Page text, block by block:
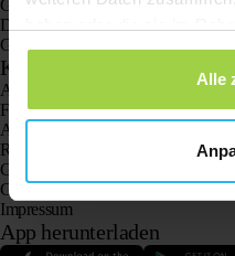
gesammelt haben.
Alle
GPS-Tracker bei Demenz und
Der Notruf Senioren ohne Abo
GPS tracker ohne abo
Kundenservice
Anmelden
Frag einfach unseren
Anleitungen
Rücksendung
Garantiebestimmungen
Geschäftliche Bestellung oder
Impressum
App herunterladen